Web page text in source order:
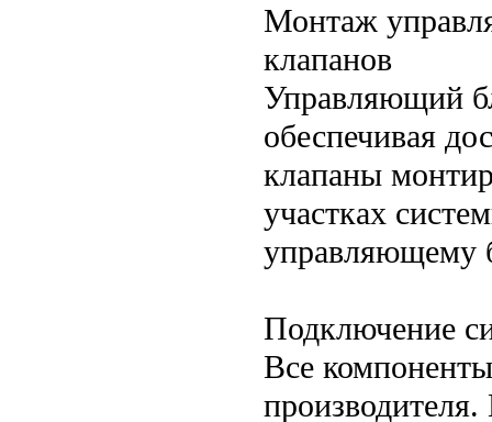
Монтаж
клапанов
Управляющий
обеспечивая
клапаны
участках
управляющему
Подключение
Все